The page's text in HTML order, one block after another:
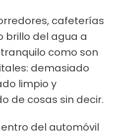
cafeterías
brillo del agua a
como son
demasiado
limpio y
de cosas sin decir.
del automóvil